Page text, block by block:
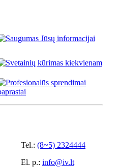
Tel.: (8~5) 2324444
El. p.: info@iv.lt